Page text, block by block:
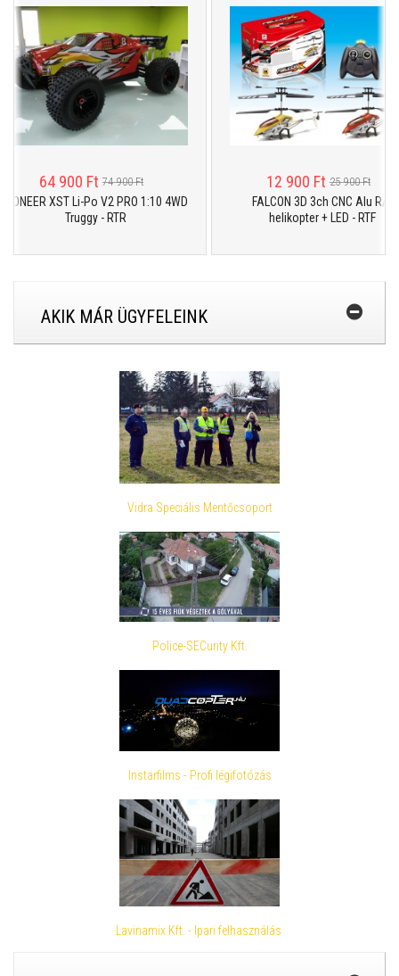
64 900 Ft 74 900 Ft
XST Li-Po V2 PRO 1:10 4WD
Truggy - RTR
12 900 Ft 25 900 Ft
FALCON 3D 3ch CNC Alu R/C
helikopter + LED - RTF
AKIK MÁR ÜGYFELEINK
Vidra Speciális Mentőcsoport
Police-SECurity Kft.
Instarfilms - Profi légifotózás
Lavinamix Kft. - Ipari felhasználás